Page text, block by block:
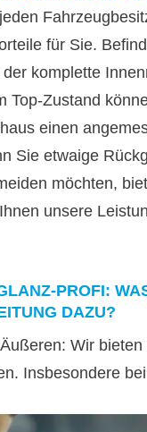
für Sie.
komplette
Top-Zustand
einen
Sie etwaige
möchten,
unsere
PROFI:
DAZU?
Wir
Insbesondere